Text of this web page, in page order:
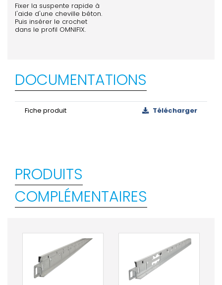
Fixer la suspente rapide à
l'aide d'une cheville béton.
Puis insérer le crochet
dans le profil OMNIFIX.
DOCUMENTATIONS
Fiche produit Télécharger
PRODUITS
COMPLÉMENTAIRES